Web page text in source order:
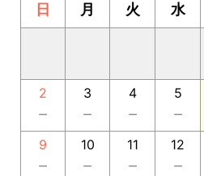
日
月 火 水
2
－
3
－
4
－
5
－
9
－
10
－
11
－
12
－